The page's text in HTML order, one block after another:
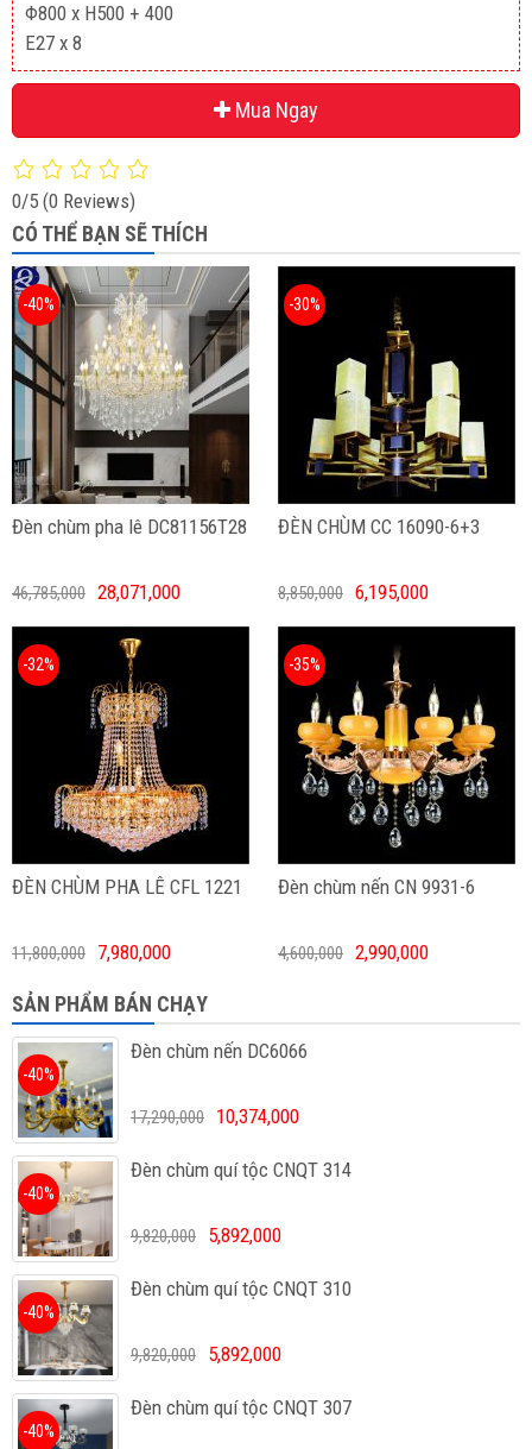
Φ800 x H500 + 400
E27 x 8
Mua Ngay
0/5 (0 Reviews)
CÓ THỂ BẠN SẼ THÍCH
Đèn chùm pha lê DC81156T28
-40%
46,785,000 28,071,000
ĐÈN CHÙM CC 16090-6+3
-30%
8,850,000 6,195,000
ĐÈN CHÙM PHA LÊ CFL 1221
-32%
11,800,000 7,980,000
Đèn chùm nến CN 9931-6
-35%
4,600,000 2,990,000
SẢN PHẨM BÁN CHẠY
Đèn chùm nến DC6066
-40%
17,290,000 10,374,000
Đèn chùm quí tộc CNQT 314
-40%
9,820,000 5,892,000
Đèn chùm quí tộc CNQT 310
-40%
9,820,000 5,892,000
Đèn chùm quí tộc CNQT 307
-40%